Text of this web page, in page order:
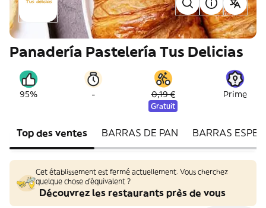
Panadería Pastelería Tus Delicias
95% - 0,19 €
Gratuit
Prime
Top des ventes BARRAS DE PAN BARRAS
Cet établissement est fermé actuellement. Vous cherchez
quelque chose d'équivalent ?
Découvrez les restaurants près de vous